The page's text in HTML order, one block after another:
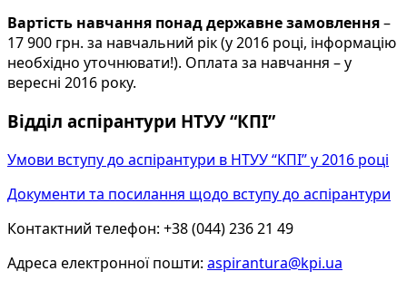
Вартість навчання понад державне замовлення–
17 900 грн. за навчальний рік (у 2016 році, інформацію
необхідно уточнювати!). Оплата за навчання – у
вересні 2016 року.
Відділ аспірантури НТУУ “КПІ”
Умови вступу до аспірантури в НТУУ “КПІ” у 2016 році
Документи та посилання щодо вступу до аспірантури
Контактний телефон: +38 (044) 236 21 49
Адреса електронної пошти: aspirantura@kpi.ua